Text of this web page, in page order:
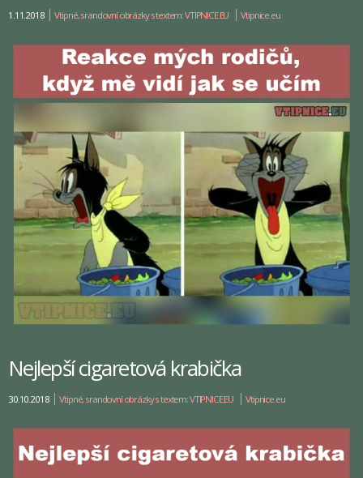
1.11.2018 Vtipné, srandovní obrázky s textem: VTIPNICE.EU Vtipnice.eu
Nejlepší cigaretová krabička
30.10.2018 Vtipné, srandovní obrázky s textem: VTIPNICE.EU Vtipnice.eu